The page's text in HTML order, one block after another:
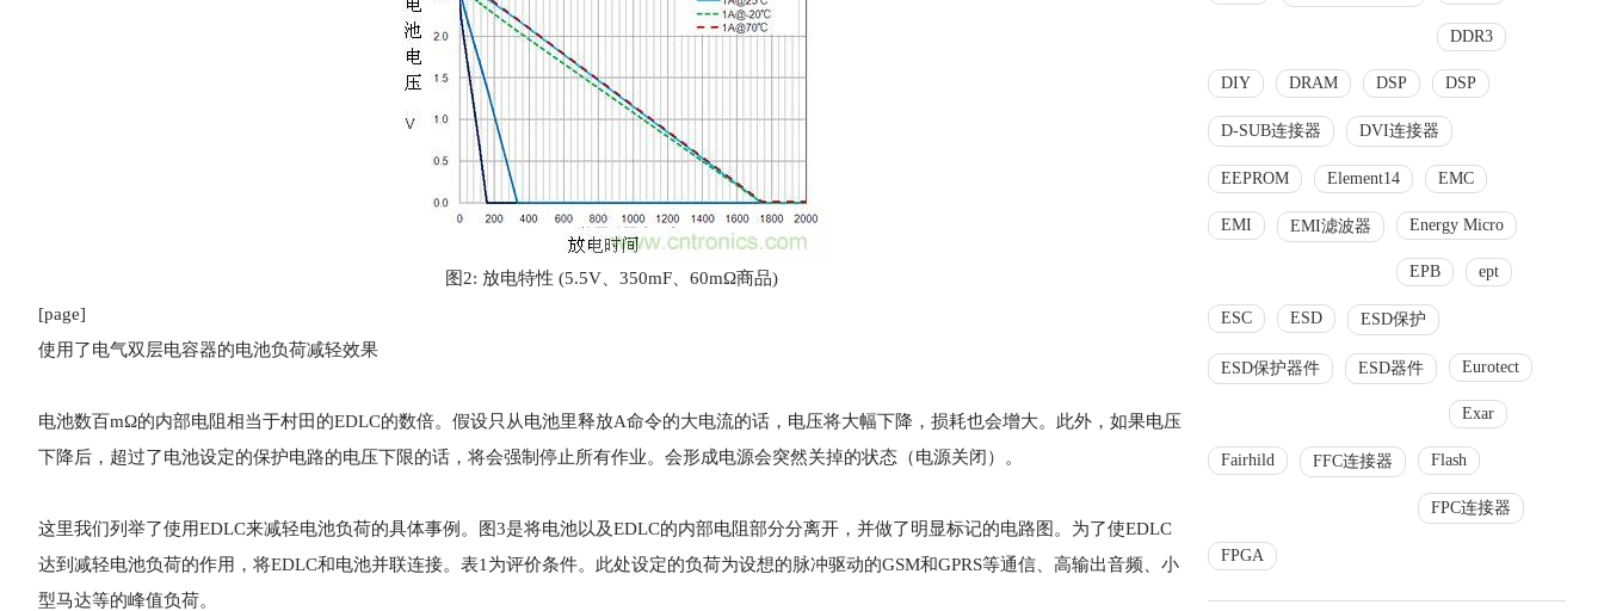
图2: 放电特性 (5.5V、350mF、60mΩ商品)
[page]
使用了电气双层电容器的电池负荷减轻效果
电池数百mΩ的内部电阻相当于村田的EDLC的数倍。假设只从电池里释放A命令的大电流的话，电压将大幅下降，损耗也会增大。此外，如果电压
下降后，超过了电池设定的保护电路的电压下限的话，将会强制停止所有作业。会形成电源会突然关掉的状态（电源关闭）。
这里我们列举了使用EDLC来减轻电池负荷的具体事例。图3是将电池以及EDLC的内部电阻部分分离开，并做了明显标记的电路图。为了使EDLC
达到减轻电池负荷的作用，将EDLC和电池并联连接。表1为评价条件。此处设定的负荷为设想的脉冲驱动的GSM和GPRS等通信、高输出音频、小
型马达等的峰值负荷。
DDR3
DIY DRAM DSP DSP
D-SUB连接器 DVI连接器
EEPROM Element14 EMC
EMI EMI滤波器 Energy Micro
EPB ept
ESC ESD ESD保护
ESD保护器件 ESD器件 Eurotect
Exar
Fairhild FFC连接器 Flash
FPC连接器
FPGA